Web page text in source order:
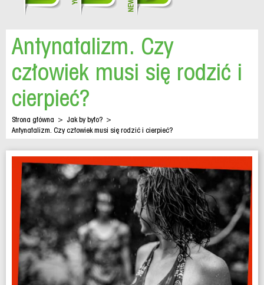
Antynatalizm. Czy
człowiek musi się rodzić i
cierpieć?
Strona główna > Jak by było? >
Antynatalizm. Czy człowiek musi się rodzić i cierpieć?